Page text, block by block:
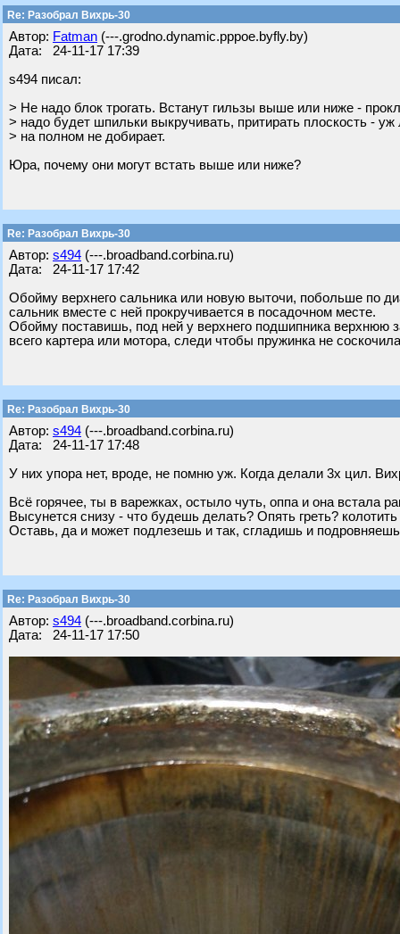
Re: Разобрал Вихрь-30
Автор: Fatman (---.grodno.dynamic.pppoe.byfly.by)
Дата: 24-11-17 17:39
s494 писал:
> Не надо блок трогать. Встанут гильзы выше или ниже -
> надо будет шпильки выкручивать, притирать плоскость -
> на полном не добирает.
Юра, почему они могут встать выше или ниже?
Re: Разобрал Вихрь-30
Автор: s494 (---.broadband.corbina.ru)
Дата: 24-11-17 17:42
Обойму верхнего сальника или новую выточи, побольше по
сальник вместе с ней прокручивается в посадочном месте.
Обойму поставишь, под ней у верхнего подшипника
всего картера или мотора, следи чтобы пружинка не
Re: Разобрал Вихрь-30
Автор: s494 (---.broadband.corbina.ru)
Дата: 24-11-17 17:48
У них упора нет, вроде, не помню уж. Когда делали 3х цил.
Всё горячее, ты в варежках, остыло чуть, оппа и она встала
Высунется снизу - что будешь делать? Опять греть?
Оставь, да и может подлезешь и так, сгладишь и
Re: Разобрал Вихрь-30
Автор: s494 (---.broadband.corbina.ru)
Дата: 24-11-17 17:50